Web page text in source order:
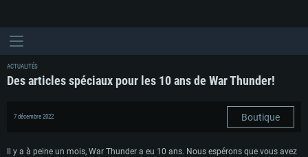
ACTUALITÉS
Des articles spéciaux pour les 10 ans de War Thunder!
7 décembre 2022 Boutique
Il y a à peine un mois, War Thunder a eu 10 ans. Nous espérons que vous avez